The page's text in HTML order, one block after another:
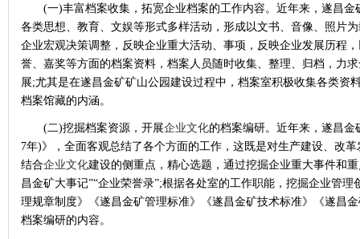
(一)丰富档案收集，拓宽企业档案的工作内容。近年来，遂昌金
各类思想、教育、文娱等形式多样活动，形成以文书、音像、照片为
企业宏观决策调整，反映企业重大活动、事项，反映企业发展历程
誉、嘉奖等方面的档案资料，档案人员随时收集、整理、归档，力
展;尤其是在遂昌金矿矿山公园建设过程中，档案室积极收集各类资
档案馆藏的内涵。
(二)挖掘档案资源，开展企业文化的档案编研。近年来，遂昌金
7年)》，全面客观总结了各个方面的工作，这既是对生产建设、改
结合企业文化建设的侧重点，精心选题，通过挖掘企业重大事件和
昌金矿大事记”“企业荣誉录”;根据各处室的工作职能，挖掘企业管
理规章制度》《遂昌金矿管理标准》《遂昌金矿技术标准》《遂昌
档案编研的内容。